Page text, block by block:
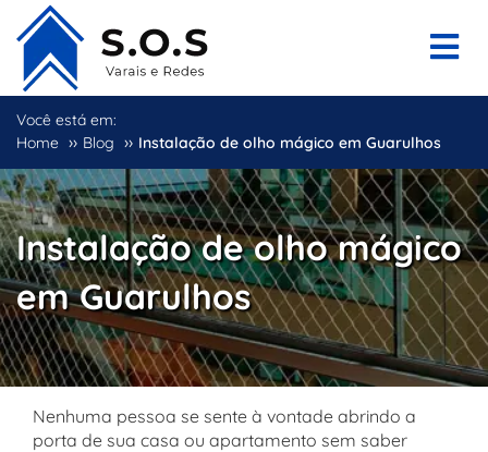
Você está em:
Home ›› Blog ›› Instalação de olho mágico em Guarulhos
Instalação de olho mágico
em Guarulhos
Nenhuma pessoa se sente à vontade abrindo a
porta de sua casa ou apartamento sem saber